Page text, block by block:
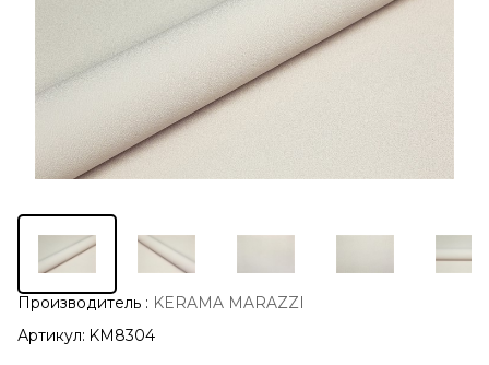
Производитель : KERAMA MARAZZI
Артикул: KM8304